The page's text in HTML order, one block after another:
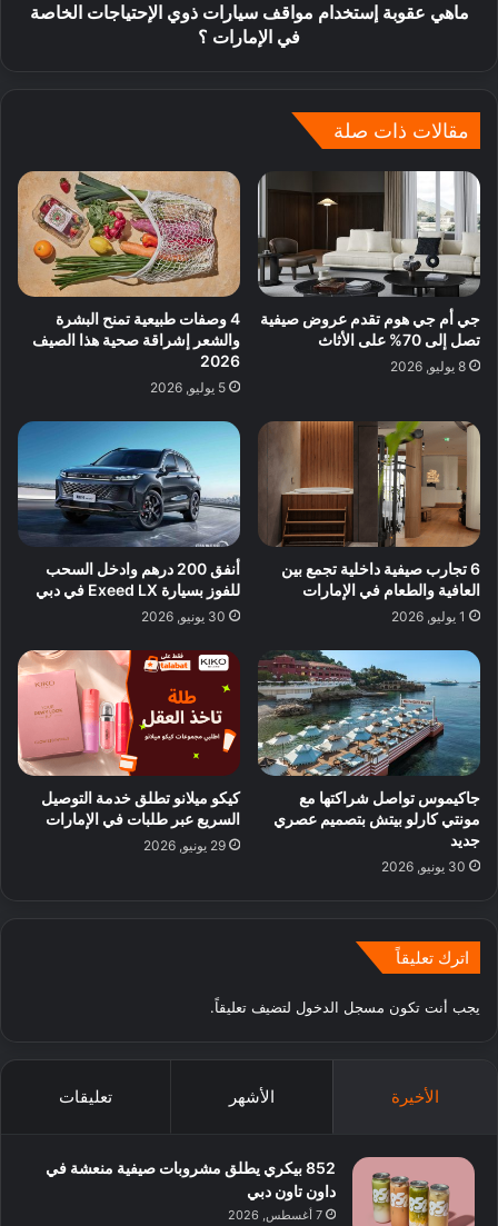
ماهي عقوبة إستخدام مواقف سيارات ذوي الإحتياجات الخاصة
في الإمارات ؟
مقالات ذات صلة
جي أم جي هوم تقدم عروض صيفية
تصل إلى 70% على الأثاث
8 يوليو, 2026
4 وصفات طبيعية تمنح البشرة
والشعر إشراقة صحية هذا الصيف
2026
5 يوليو, 2026
6 تجارب صيفية داخلية تجمع بين
العافية والطعام في الإمارات
1 يوليو, 2026
أنفق 200 درهم وادخل السحب
للفوز بسيارة Exeed LX في دبي
30 يونيو, 2026
جاكيموس تواصل شراكتها مع
مونتي كارلو بيتش بتصميم عصري
جديد
30 يونيو, 2026
كيكو ميلانو تطلق خدمة التوصيل
السريع عبر طلبات في الإمارات
29 يونيو, 2026
اترك تعليقاً
يجب أنت تكون مسجل الدخول لتضيف تعليقاً.
الأخيرة الأشهر تعليقات
852 بيكري يطلق مشروبات صيفية منعشة في
داون تاون دبي
7 أغسطس, 2026